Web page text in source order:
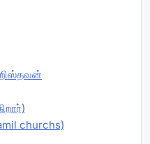
churchs)